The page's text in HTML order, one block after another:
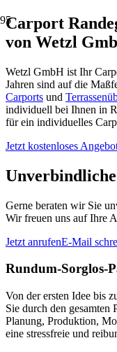
Carport
von Wetzl
Wetzl GmbH ist Ihr
Jahren sind auf die
Carports und
individuell bei Ihnen in
für ein individuelles
Jetzt kostenloses
Gerne beraten wir Sie
Wir freuen uns auf Ihre
Jetzt anrufenE-Mail
Rundum-Sorglos-
Von der ersten Idee bis
Sie durch den gesamten
Planung, Produktion,
eine stressfreie und